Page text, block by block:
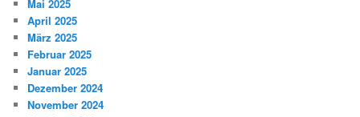
Mai 2025
April 2025
März 2025
Februar 2025
Januar 2025
Dezember 2024
November 2024